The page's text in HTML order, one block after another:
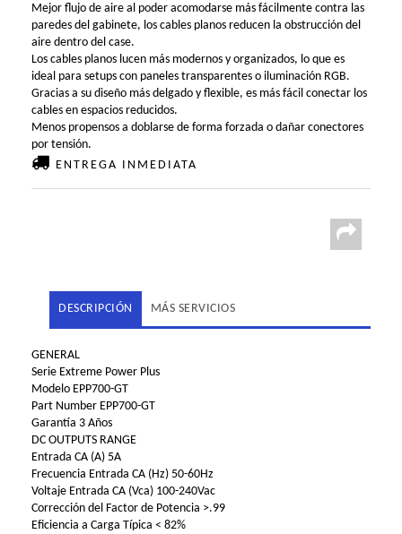
Mejor flujo de aire al poder acomodarse más fácilmente contra las
paredes del gabinete, los cables planos reducen la obstrucción del
aire dentro del case.
Los cables planos lucen más modernos y organizados, lo que es
ideal para setups con paneles transparentes o iluminación RGB.
Gracias a su diseño más delgado y flexible, es más fácil conectar los
cables en espacios reducidos.
Menos propensos a doblarse de forma forzada o dañar conectores
por tensión.
ENTREGA INMEDIATA
DESCRIPCIÓN MÁS SERVICIOS
GENERAL
Serie Extreme Power Plus
Modelo EPP700-GT
Part Number EPP700-GT
Garantía 3 Años
DC OUTPUTS RANGE
Entrada CA (A) 5A
Frecuencia Entrada CA (Hz) 50-60Hz
Voltaje Entrada CA (Vca) 100-240Vac
Corrección del Factor de Potencia >.99
Eficiencia a Carga Típica < 82%